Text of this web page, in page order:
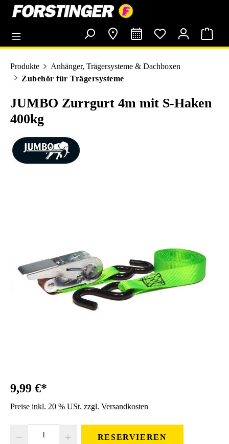
springen
Produkte
Anhänger, Trägersysteme & Dachboxen
Zubehör für Trägersysteme
JUMBO Zurrgurt 4m mit S-Haken
400kg
9,99 €*
Preise inkl. 20 % USt. zzgl. Versandkosten
RESERVIEREN